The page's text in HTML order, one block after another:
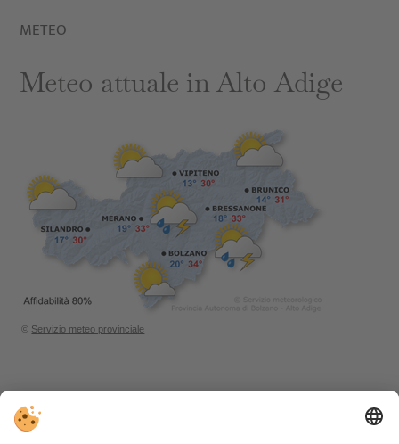
METEO
Meteo attuale in Alto Adige
© Servizio meteo provinciale